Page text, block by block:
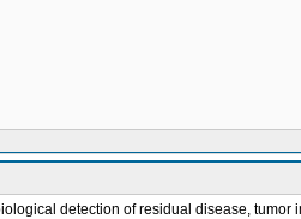
detection of residual disease,